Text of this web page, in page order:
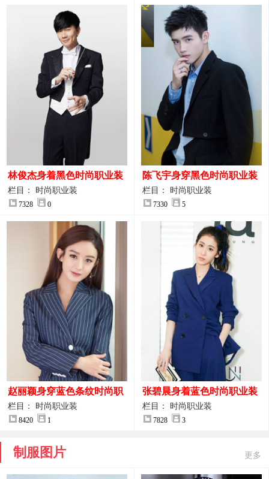
林俊杰身着黑色时尚职业装
制服图片
栏目： 时尚职业装
7328 0
陈飞宇身穿黑色时尚职业装
图片
栏目： 时尚职业装
7330 5
赵丽颖身穿蓝色条纹时尚职
业装图片
栏目： 时尚职业装
8420 1
张碧晨身着蓝色时尚职业装
服装图片
栏目： 时尚职业装
7828 3
制服图片 更多